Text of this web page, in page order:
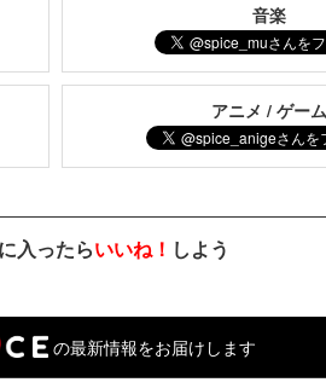
音楽
アニメ / ゲー
入ったらいいね！ しよう
の最新情報をお届けします